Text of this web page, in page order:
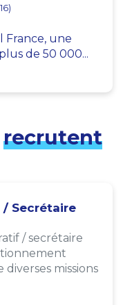
France, une
de 50 000...
recrutent
Secrétaire
/ secrétaire
missions